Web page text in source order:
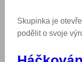
Skupinka je
podělit o svoje